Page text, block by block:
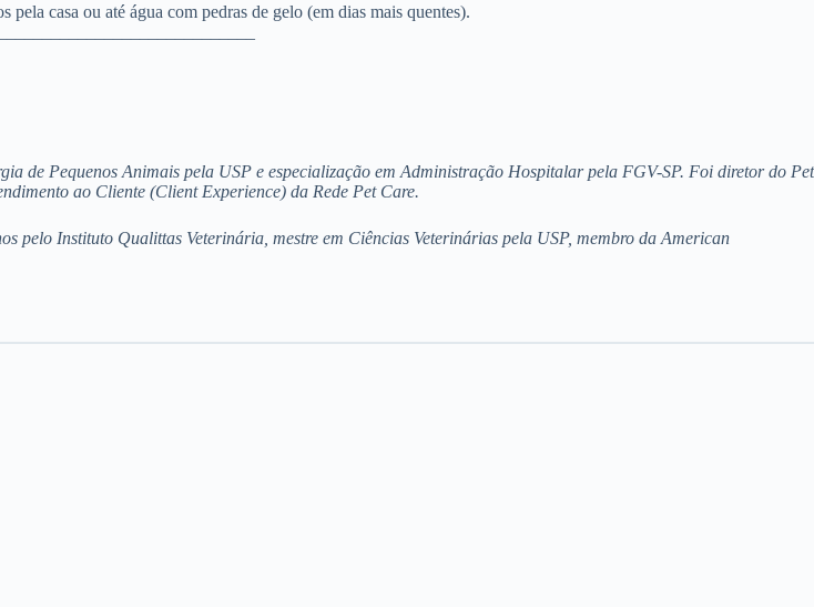
casa ou até água com pedras de gelo (em dias mais quentes).
de Pequenos Animais pela USP e especialização em Administração Hospitalar pela FGV-SP. Foi diretor do Pet
ao Cliente (Client Experience) da Rede Pet Care.
Instituto Qualittas Veterinária, mestre em Ciências Veterinárias pela USP, membro da American